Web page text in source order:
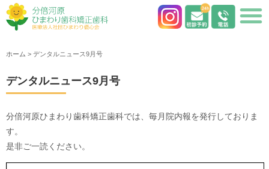
ホーム > デンタルニュース9月号
デンタルニュース9月号
分倍河原ひまわり歯科矯正歯科では、毎月院内報を発行しておりま
す。
是非ご一読ください。